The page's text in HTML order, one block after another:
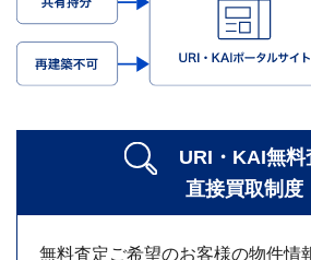
URI・KAI無料
直接買取制度
無料査定ご希望のお客様の物件情